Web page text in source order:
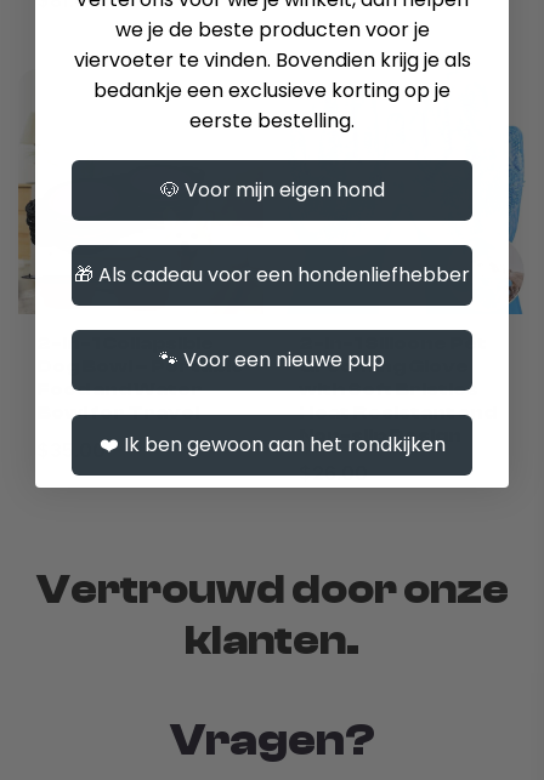
2-in-1 Collapsible
Dog Bowl – Portable
Food and Water
Bowl for Travel
$35.00
2-in-1 Silicone Pet
Grooming Glove
with Soft Bristles
Heat Resistant and
Non-slip Design
$26.00
Vertrouwd door onze
klanten.
Vragen?
we je de beste producten voor je
viervoeter te vinden. Bovendien krijg je als
bedankje een exclusieve korting op je
eerste bestelling.
🐶 Voor mijn eigen hond
🎁 Als cadeau voor een hondenliefhebber
🐾 Voor een nieuwe pup
❤️ Ik ben gewoon aan het rondkijken